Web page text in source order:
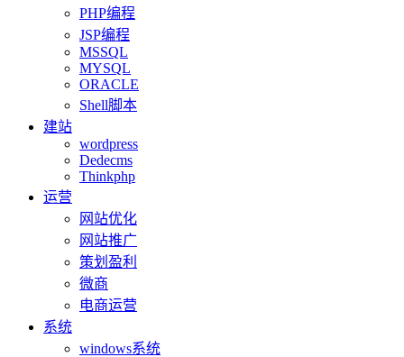
PHP编程
JSP编程
MSSQL
MYSQL
ORACLE
Shell脚本
建站
wordpress
Dedecms
Thinkphp
运营
网站优化
网站推广
策划盈利
微商
电商运营
系统
windows系统